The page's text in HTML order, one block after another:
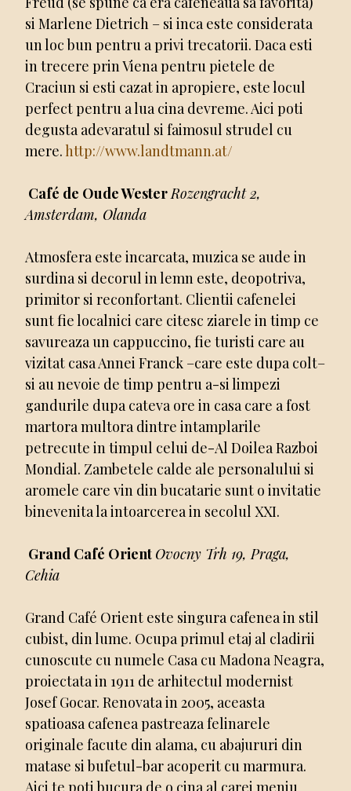
si Marlene Dietrich – si inca este considerata
un loc bun pentru a privi trecatorii. Daca esti
in trecere prin Viena pentru pietele de
Craciun si esti cazat in apropiere, este locul
perfect pentru a lua cina devreme. Aici poti
degusta adevaratul si faimosul strudel cu
mere.http://www.landtmann.at/
Café de Oude WesterRozengracht 2,
Amsterdam, Olanda
Atmosfera este incarcata, muzica se aude in
surdina si decorul in lemn este, deopotriva,
primitor si reconfortant. Clientii cafenelei
sunt fie localnici care citesc ziarele in timp ce
savureaza un cappuccino, fie turisti care au
vizitat casa Annei Franck ­–care este dupa colt–
si au nevoie de timp pentru a-si limpezi
gandurile dupa cateva ore in casa care a fost
martora multora dintre intamplarile
petrecute in timpul celui de-Al Doilea Razboi
Mondial. Zambetele calde ale personalului si
aromele care vin din bucatarie sunt o invitatie
binevenita la intoarcerea in secolul XXI.
Grand Café Orient Ovocny Trh 19, Praga,
Cehia
Grand Café Orient este singura cafenea in stil
cubist, din lume. Ocupa primul etaj al cladirii
cunoscute cu numele Casa cu Madona Neagra,
proiectata in 1911 de arhitectul modernist
Josef Gocar. Renovata in 2005, aceasta
spatioasa cafenea pastreaza felinarele
originale facute din alama, cu abajururi din
matase si bufetul-bar acoperit cu marmura.
Aici te poti bucura de o cina al carei meniu